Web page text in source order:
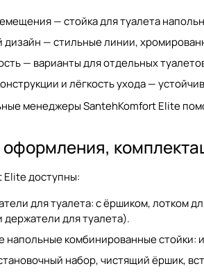
— стойка для туалета
— стильные линии,
— варианты для отдельных
и лёгкость ухода —
менеджеры SantehKomfort Elite
Elite доступны:
для туалета: с ёршиком, лотком
держатели для туалета).
напольные комбинированные
набор, чистящий ёршик,